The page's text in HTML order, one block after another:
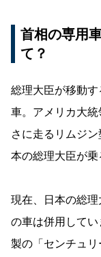
首相の専用
て？
総理大臣が移動
車。アメリカ大
さに走るリムジ
本の総理大臣が
現在、日本の総
の車は併用して
製の「センチュ